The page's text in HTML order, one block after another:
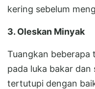
kering sebelum
3. Oleskan Minyak
Tuangkan beberapa
pada luka bakar dan
tertutupi dengan